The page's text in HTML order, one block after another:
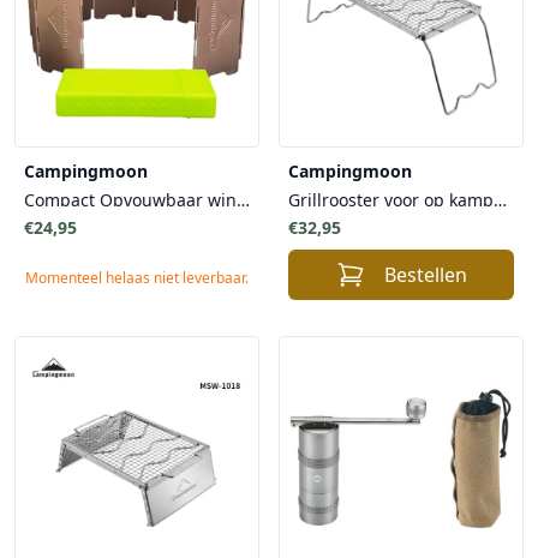
Campingmoon
Compact Opvouwbaar windscherm voor Brander 14cm hoog met opbergbox Campingmoon - ideaal voor Outdoorliefhebber, Kamperen
€24,95
Momenteel helaas niet leverbaar.
Campingmoon
Grillrooster voor op kampvuur Medium met draagtas
€32,95
Bestellen